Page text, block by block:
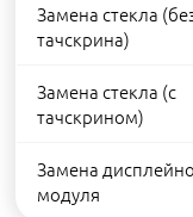
Замена стекла
тачскрина)
Замена стекла (с
тачскрином)
Замена
модуля